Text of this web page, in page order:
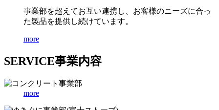
事業部を超えてお互い連携し、お客様のニーズに合っ
た製品を提供し続けています。
more
SERVICE事業内容
more